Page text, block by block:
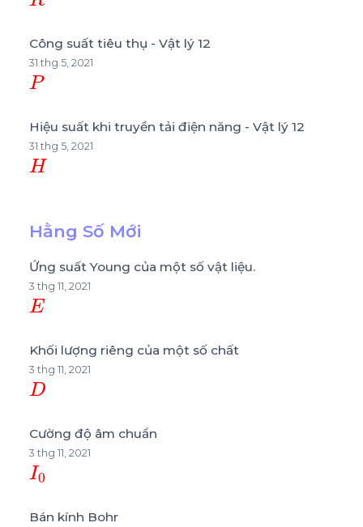
Công suất tiêu thụ - Vật lý 12
31 thg 5, 2021
P
Hiệu suất khi truyền tải điện năng - Vật lý 12
31 thg 5, 2021
H
Hằng Số Mới
Ứng suất Young của một số vật liệu.
3 thg 11, 2021
E
Khối lượng riêng của một số chất
3 thg 11, 2021
D
Cường độ âm chuẩn
3 thg 11, 2021
I0
Bán kính Bohr